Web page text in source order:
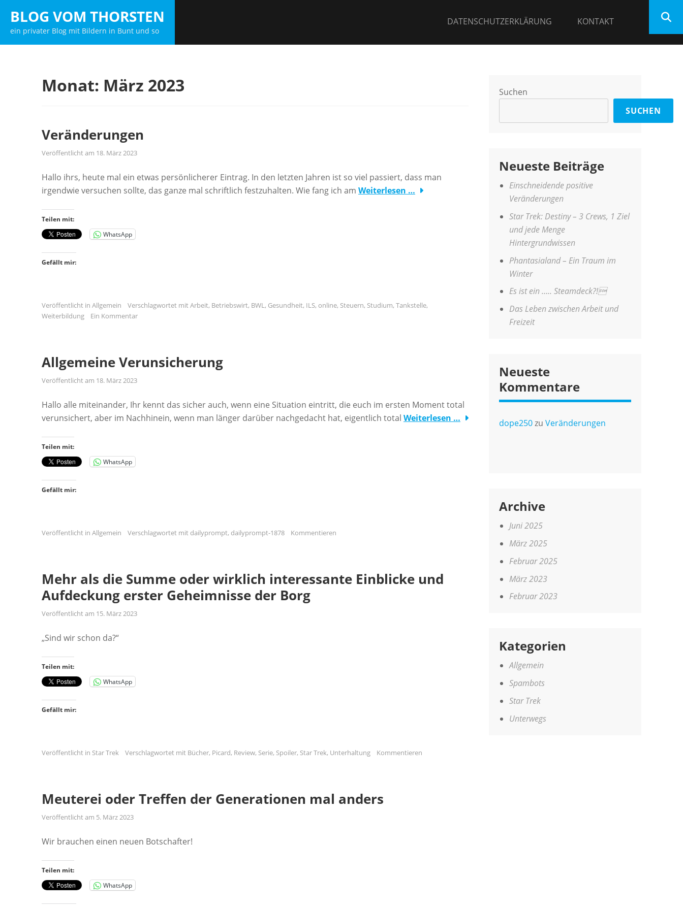
Inhalt
springen
BLOG VOM THORSTEN
ein privater Blog mit Bildern in Bunt und so
DATENSCHUTZERKLÄRUNG KONTAKT
Monat: März 2023
Veränderungen
Veröffentlicht am 18. März 2023
Hallo ihrs, heute mal ein etwas persönlicherer Eintrag. In den letzten Jahren ist so viel passiert, dass man
irgendwie versuchen sollte, das ganze mal schriftlich festzuhalten. Wie fang ich am Weiterlesen …
Teilen mit:
WhatsApp
Gefällt mir:
Veröffentlicht in Allgemein Verschlagwortet mitArbeit, Betriebswirt, BWL, Gesundheit, ILS, online, Steuern, Studium, Tankstelle,
Weiterbildung
Ein Kommentar
Allgemeine Verunsicherung
Veröffentlicht am 18. März 2023
Hallo alle miteinander, Ihr kennt das sicher auch, wenn eine Situation eintritt, die euch im ersten Moment total
verunsichert, aber im Nachhinein, wenn man länger darüber nachgedacht hat, eigentlich total Weiterlesen …
Teilen mit:
WhatsApp
Gefällt mir:
Veröffentlicht in Allgemein Verschlagwortet mitdailyprompt, dailyprompt-1878 Kommentieren
Mehr als die Summe oder wirklich interessante Einblicke und
Aufdeckung erster Geheimnisse der Borg
Veröffentlicht am 15. März 2023
„Sind wir schon da?“
Teilen mit:
WhatsApp
Gefällt mir:
Veröffentlicht in Star Trek Verschlagwortet mit Bücher, Picard, Review, Serie, Spoiler, Star Trek, Unterhaltung Kommentieren
Meuterei oder Treffen der Generationen mal anders
Veröffentlicht am 5. März 2023
Wir brauchen einen neuen Botschafter!
Teilen mit:
WhatsApp
Suchen
SUCHEN
Neueste Beiträge
Einschneidende positive
Veränderungen
Star Trek: Destiny – 3 Crews, 1 Ziel
und jede Menge
Hintergrundwissen
Phantasialand – Ein Traum im
Winter
Es ist ein ….. Steamdeck?!
Das Leben zwischen Arbeit und
Freizeit
Neueste
Kommentare
dope250zuVeränderungen
Archive
Juni 2025
März 2025
Februar 2025
März 2023
Februar 2023
Kategorien
Allgemein
Spambots
Star Trek
Unterwegs